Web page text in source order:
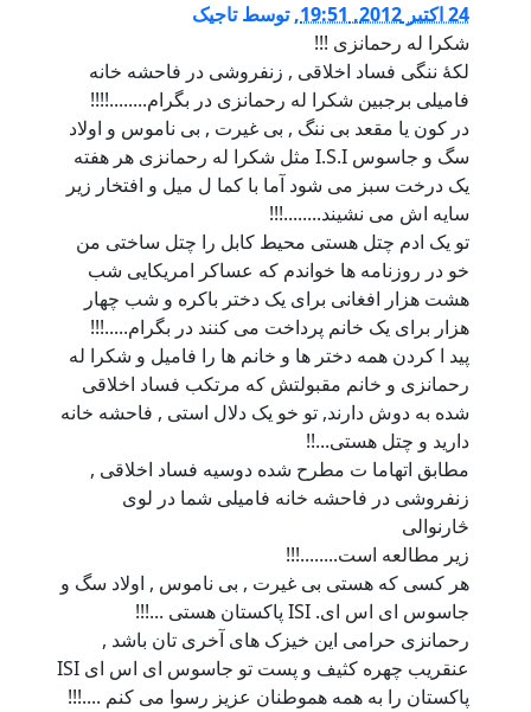
24 اكتبر 2012, 19:51 ,توسطتاجیک
شکرا له رحمانزی !!!
لکۀ ننگی فساد اخلاقی , زنفروشی در فاحشه خانه
فامیلی برجبین شکرا له رحمانزی در بگرام........!!!!
در کون یا مقعد بی ننگ , بی غیرت , بی ناموس و اولاد
سگ و جاسوس I.S.I مثل شکرا له رحمانزی هر هفته
یک درخت سبز می شود آما با کما ل میل و افتخار زیر
سایه اش می نشیند........!!!
تو یک ادم چتل هستی محیط کابل را چتل ساختی من
خو در روزنامه ها خواندم که عساکر امریکایی شب
هشت هزار افغانی برای یک دختر باکره و شب چهار
هزار برای یک خانم پرداخت می کنند در بگرام.....!!!
پید ا کردن همه دختر ها و خانم ها را فامیل و شکرا له
رحمانزی و خانم مقبولتش كه مرتکب فساد اخلاقی
شده به دوش دارند, تو خو یک دلال استی , فاحشه خانه
دارید و چتل هستی...!!
مطابق اتهاما ت مطرح شده دوسیه فساد اخلاقی ,
زنفروشی در فاحشه خانه فامیلی شما در لوی
څارنوالی
زیر مطالعه است........!!!
هر کسی که هستی بی غیرت , بی ناموس , اولاد سگ و
جاسوس ای اس ای. ISI پاکستان هستی ...!!!
رحمانزی حرامی این خیزک های آخری تان باشد ,
عنقریب چهره کثیف و پست تو جاسوس ای اس ای ISI
پاکستان را به همه هموطنان عزیز رسوا می کنم ....!!!